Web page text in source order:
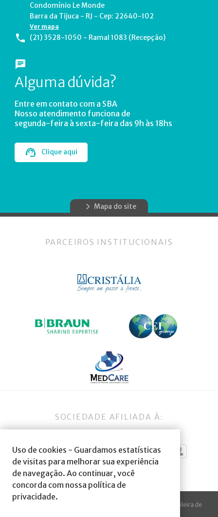
Uso de cookies - Guardamos estatísticas
de visitas para melhorar sua experiência
de navegação. Ao continuar, você
concorda com nossa política de
privacidade.
Condomínio Le Monde
Barra da Tijuca - RJ - Cep: 22640-102
Ver mapa
(21) 3528-1050 - Ramal 1083 (Recepção)
Alguma dúvida?
Entre em contato com a SBA
Nosso atendimento funciona de
segunda-feira à sexta-feira das 9h às 18hs
Clique aqui
Mapa do site
PARCEIROS INSTITUCIONAIS
SOCIEDADE AFILIADA À:
© 2023 Todos os direitos reservados à SBA Sociedade Brasileira de